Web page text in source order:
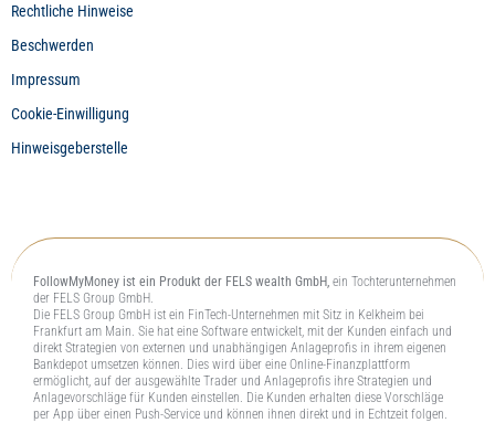
Rechtliche Hinweise
Beschwerden
Impressum
Cookie-Einwilligung
Hinweisgeberstelle
FollowMyMoney ist ein Produkt der FELS wealth GmbH, ein Tochterunternehmen
der FELS Group GmbH.
Die FELS Group GmbH ist ein FinTech-Unternehmen mit Sitz in Kelkheim bei
Frankfurt am Main. Sie hat eine Software entwickelt, mit der Kunden einfach und
direkt Strategien von externen und unabhängigen Anlageprofis in ihrem eigenen
Bankdepot umsetzen können. Dies wird über eine Online-Finanzplattform
ermöglicht, auf der ausgewählte Trader und Anlageprofis ihre Strategien und
Anlagevorschläge für Kunden einstellen. Die Kunden erhalten diese Vorschläge
per App über einen Push-Service und können ihnen direkt und in Echtzeit folgen.